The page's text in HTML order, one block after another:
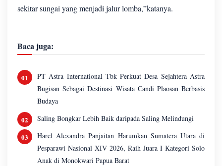
sekitar sungai yang menjadi jalur lomba,”katanya.
Baca juga:
PT Astra International Tbk Perkuat Desa Sejahtera Astra
Bugisan Sebagai Destinasi Wisata Candi Plaosan Berbasis
Budaya
Saling Bongkar Lebih Baik daripada Saling Melindungi
Harel Alexandra Panjaitan Harumkan Sumatera Utara di
Pesparawi Nasional XIV 2026, Raih Juara I Kategori Solo
Anak di Monokwari Papua Barat